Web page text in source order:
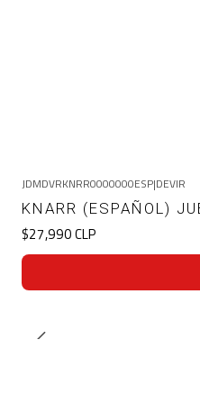
JDMDVRKNRR0000000ESP|DEVIR
KNARR (ESPAÑOL)
$27,990 CLP